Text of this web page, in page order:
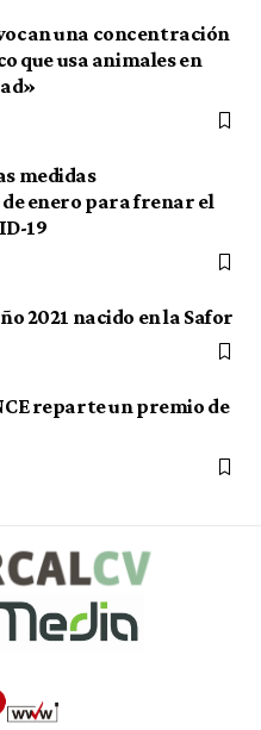
una concentración
que usa animales en
medidas
enero para frenar el
19
2021 nacido en la Safor
reparte un premio de